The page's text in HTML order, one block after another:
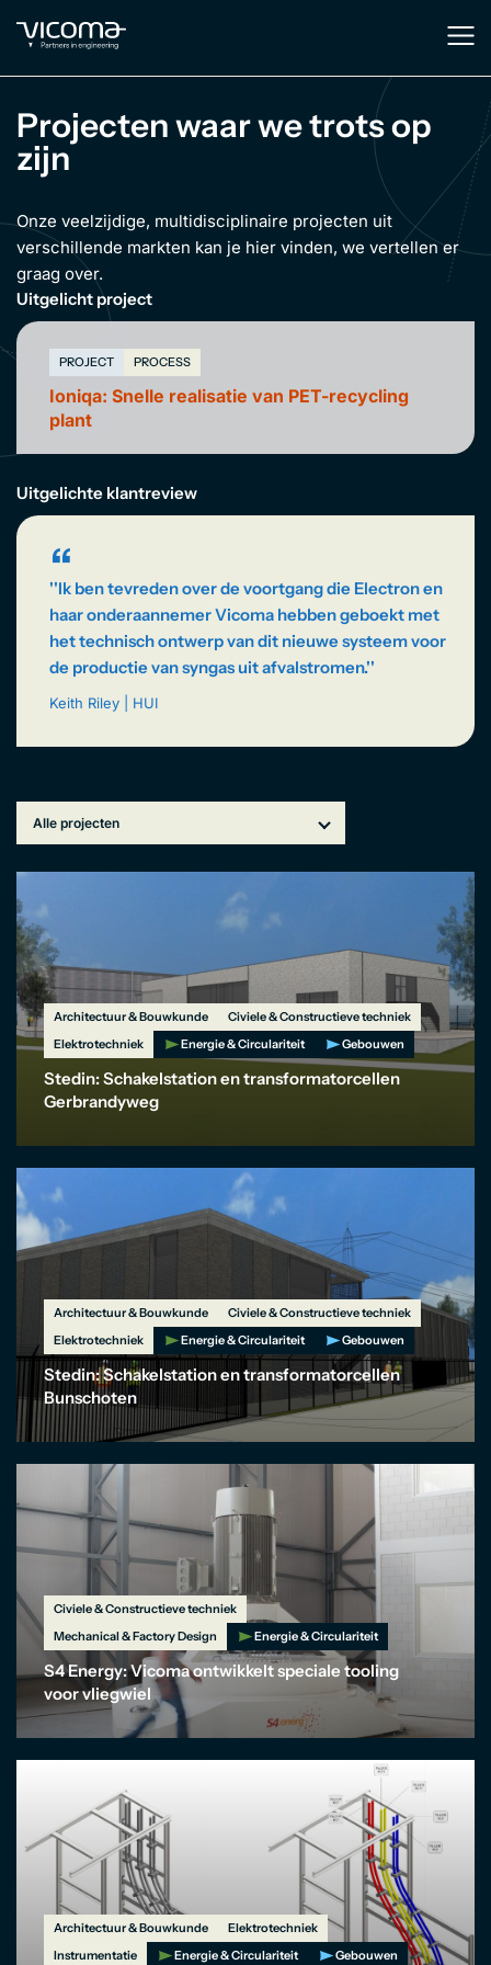
EN
Projecten waar we trots op
zijn
Onze veelzijdige, multidisciplinaire projecten uit
verschillende markten kan je hier vinden, we vertellen er
graag over.
Uitgelicht project
PROJECT PROCESS
Ioniqa: Snelle realisatie van PET-recycling
plant
Uitgelichte klantreview
“
''Ik ben tevreden over de voortgang die Electron en
haar onderaannemer Vicoma hebben geboekt met
het technisch ontwerp van dit nieuwe systeem voor
de productie van syngas uit afvalstromen.''
Keith Riley | HUI
Architectuur & Bouwkunde
Civiele & Constructieve techniek
Elektrotechniek
Energie & Circulariteit Gebouwen
Stedin: Schakelstation en transformatorcellen
Gerbrandyweg
Architectuur & Bouwkunde
Civiele & Constructieve techniek
Elektrotechniek
Energie & Circulariteit Gebouwen
Stedin: Schakelstation en transformatorcellen
Bunschoten
Civiele & Constructieve techniek
Mechanical & Factory Design
Energie & Circulariteit
S4 Energy: Vicoma ontwikkelt speciale tooling
voor vliegwiel
Architectuur & Bouwkunde
Elektrotechniek
Instrumentatie
Energie & Circulariteit Gebouwen